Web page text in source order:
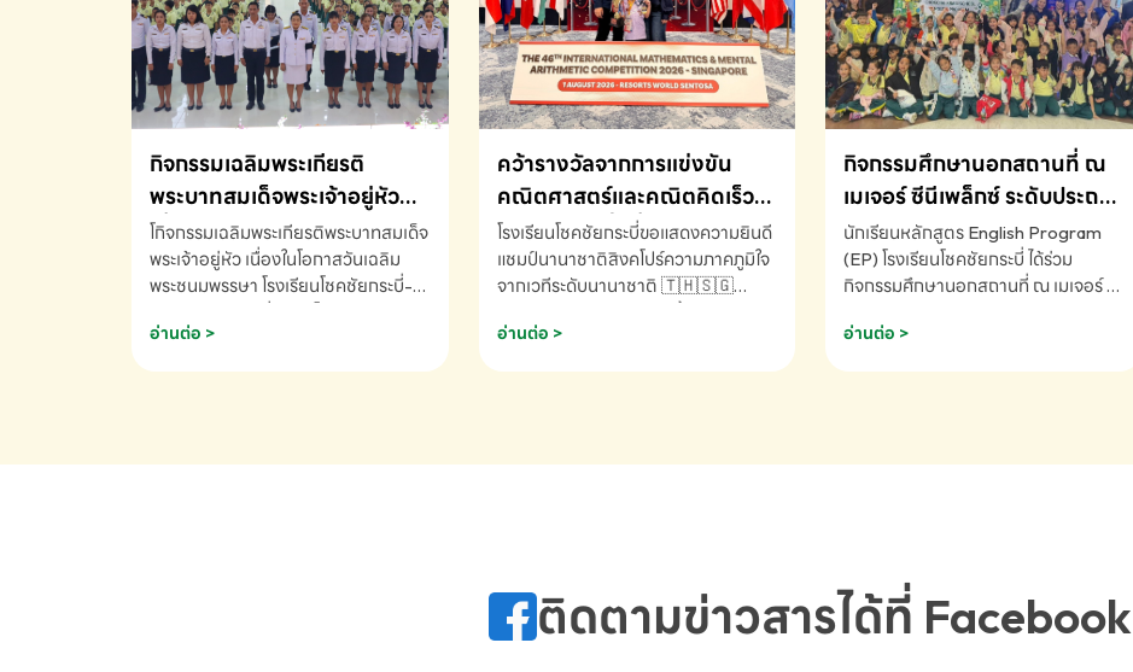
กิจกรรมเฉลิมพระเกียรติ
พระบาทสมเด็จพระเจ้าอยู่หัว
เนื่องในโอกาสวันเฉลิม
พระชนมพรรษา
โกิจกรรมเฉลิมพระเกียรติพระบาทสมเด็จ
พระเจ้าอยู่หัว เนื่องในโอกาสวันเฉลิม
พระชนมพรรษา โรงเรียนโชคชัยกระบี่-
691910
อ่านต่อ >
คว้ารางวัลจากการแข่งขัน
คณิตศาสตร์และคณิตคิดเร็ว
นานาชาติ ครั้งที่ 46 ประจำปี
2569 ณ ประเทศสิงคโปร์
โรงเรียนโชคชัยกระบี่ขอแสดงความยินดี
แชมป์นานาชาติสิงคโปร์ความภาคภูมิใจ
จากเวทีระดับนานาชาติ 🇹🇭🇸🇬
K3 โรงเรียนโชคชัยกระบี่ จ.กระบี่ คว้า
AND MENTAL ARITHMETIC
Arithmetic Competition K2(Grop)
โรงเรียนโชคชัยกระบี่-สอบถามข้อมูล
อ่านต่อ >
กิจกรรมศึกษานอกสถานที่ ณ
เมเจอร์ ซีนีเพล็กซ์ ระดับประถม
ศึกษา (EP.1-6)
นักเรียนหลักสูตร English Program
(EP) โรงเรียนโชคชัยกระบี่ ได้ร่วม
กิจกรรมศึกษานอกสถานที่ ณ เมเจอร์ ซี
(Soundtrack)เพื่อเสริมทักษะการฟัง
โชคชัยกระบี่-สอบถามข้อมูลเพิ่มเติม
อ่านต่อ >
ติดตามข่าวสารได้ที่ Facebook